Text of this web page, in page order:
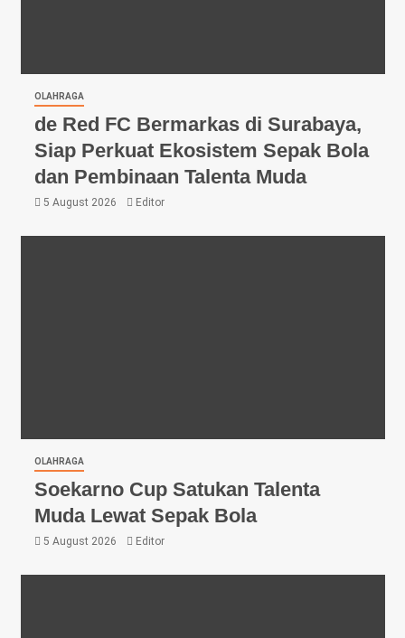
OLAHRAGA
de Red FC Bermarkas di Surabaya,
Siap Perkuat Ekosistem Sepak Bola
dan Pembinaan Talenta Muda
5 August 2026 Editor
OLAHRAGA
Soekarno Cup Satukan Talenta
Muda Lewat Sepak Bola
5 August 2026 Editor